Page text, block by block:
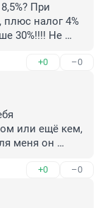
При
плюс налог 4%
30%!!!! Не
быдло!
+0 –0
или ещё кем,
меня он
+0 –0